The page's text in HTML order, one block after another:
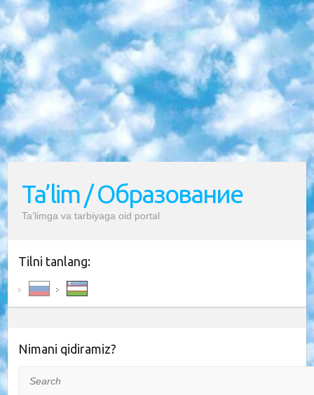
Ta’lim / Образование
Ta’limga va tarbiyaga oid portal
Tilni tanlang:
Nimani qidiramiz?